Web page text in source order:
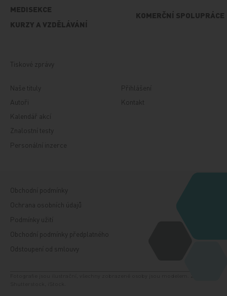
MEDISEKCE
KURZY A VZDĚLÁVÁNÍ
KOMERČNÍ SPOLUPRÁCE
Tiskové zprávy
Naše tituly
Autoři
Kalendář akcí
Znalostní testy
Personální inzerce
Přihlášení
Kontakt
Obchodní podmínky
Ochrana osobních údajů
Podmínky užití
Obchodní podmínky předplatného
Odstoupení od smlouvy